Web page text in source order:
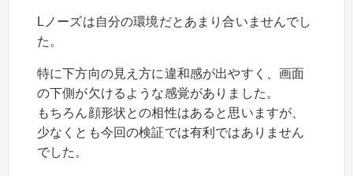
Lノーズは自分の環境だとあまり合いませんでし
た。
特に下方向の見え方に違和感が出やすく、画面
の下側が欠けるような感覚がありました。
もちろん顔形状との相性はあると思いますが、
少なくとも今回の検証では有利ではありません
でした。